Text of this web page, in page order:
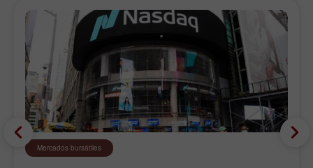
Mercados bursátiles